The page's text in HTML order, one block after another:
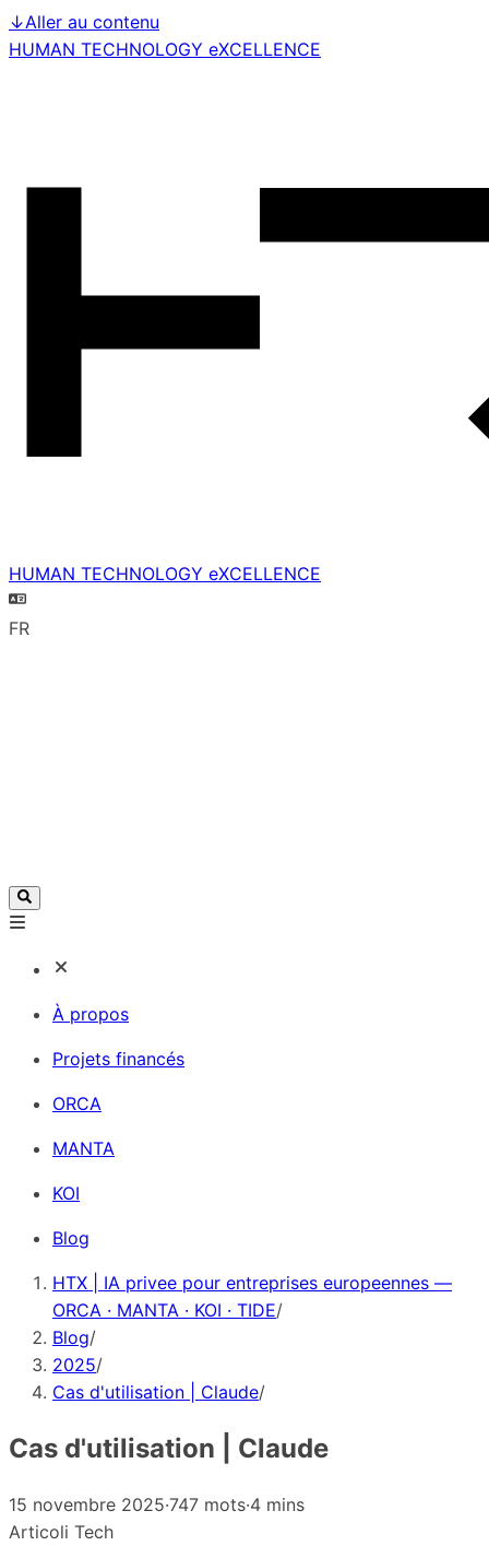
↓Aller au contenu
HUMAN TECHNOLOGY eXCELLENCE
HUMAN TECHNOLOGY eXCELLENCE
FR
À propos
Projets financés
ORCA
MANTA
KOI
Blog
HTX | IA privee pour entreprises europeennes —
ORCA · MANTA · KOI · TIDE/
Blog/
2025/
Cas d'utilisation | Claude/
Cas d'utilisation | Claude
15 novembre 2025·747 mots·4 mins
Articoli Tech